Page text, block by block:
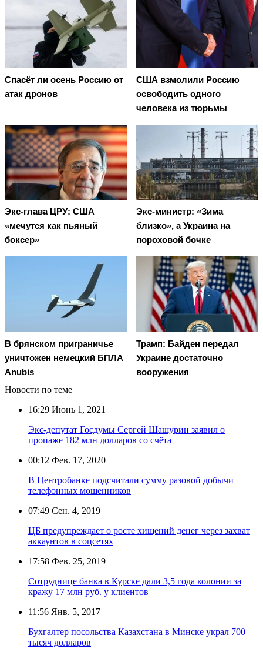
Спасёт ли осень Россию от
атак дронов
США взмолили Россию
освободить одного
человека из тюрьмы
Экс-глава ЦРУ: США
«мечутся как пьяный
боксер»
Экс-министр: «Зима
близко», а Украина на
пороховой бочке
В брянском приграничье
уничтожен немецкий БПЛА
Anubis
Трамп: Байден передал
Украине достаточно
вооружения
Новости по теме
16:29 Июнь 1, 2021
Экс-депутат Госдумы Сергей Шашурин заявил о
пропаже 182 млн долларов со счёта
00:12 Фев. 17, 2020
В Центробанке подсчитали сумму разовой добычи
телефонных мошенников
07:49 Сен. 4, 2019
ЦБ предупреждает о росте хищений денег через захват
аккаунтов в соцсетях
17:58 Фев. 25, 2019
Сотруднице банка в Курске дали 3,5 года колонии за
кражу 17 млн руб. у клиентов
11:56 Янв. 5, 2017
Бухгалтер посольства Казахстана в Минске украл 700
тысяч долларов